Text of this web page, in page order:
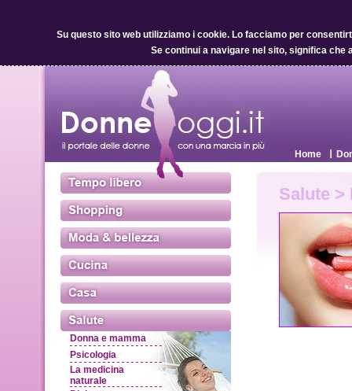
Su questo sito web utilizziamo i cookie.Lo facciamo per
Se continui a navigare nel sito, significa che
Home
Donna e mamma
Psicologia
La medicina
naturale
Salute >